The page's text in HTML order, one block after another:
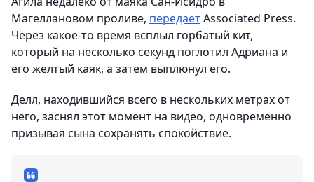
Магеллановом проливе, передаетAssociated Press.
Через какое-то время всплыл горбатый кит,
который на несколько секунд поглотил Адриана и
его желтый каяк, а затем выплюнул его.
Делл, находившийся всего в нескольких метрах от
него, заснял этот момент на видео, одновременно
призывая сына сохранять спокойствие.